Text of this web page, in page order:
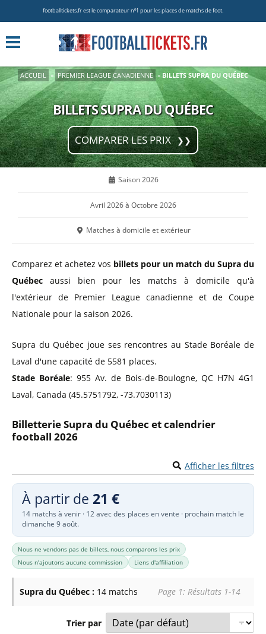
footballtickets.fr est le comparateur nº1 pour les places de matchs de foot.
ACCUEIL » PREMIER LEAGUE CANADIENNE » BILLETS SUPRA DU QUÉBEC
BILLETS SUPRA DU QUÉBEC
COMPARER LES PRIX
Saison 2026
Avril 2026 à Octobre 2026
Matches à domicile et extérieur
Comparez et achetez vos billets pour un match du Supra du
Québec aussi bien pour les matchs à domicile qu'à
l'extérieur de Premier League canadienne et de Coupe
Nationale pour la saison 2026.
Supra du Québec joue ses rencontres au Stade Boréale de
Laval d'une capacité de 5581 places.
Stade Boréale: 955 Av. de Bois-de-Boulogne, QC H7N 4G1
Laval, Canada (45.5751792, -73.7030113)
Billetterie Supra du Québec et calendrier
football 2026
Afficher les filtres
À partir de 21 €
14 matchs à venir · 12 avec des places en vente · prochain match le
dimanche 9 août.
Nous ne vendons pas de billets, nous comparons les prix
Nous n'ajoutons aucune commission
Liens d'affiliation
Supra du Québec : 14 matchs Page 1: Résultats 1-14
Trier par